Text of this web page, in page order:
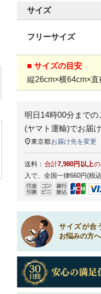
サイズ
フリーサイズ
■ サイズの目安
縦26cm×横64cm×直
明日 14時00分 まで
(ヤマト運輸)でお届
東京都お届け先を変更
送料： 合計7,980円以上
入で、全国一律660円(税込
サイズが合
お悩みの方へ